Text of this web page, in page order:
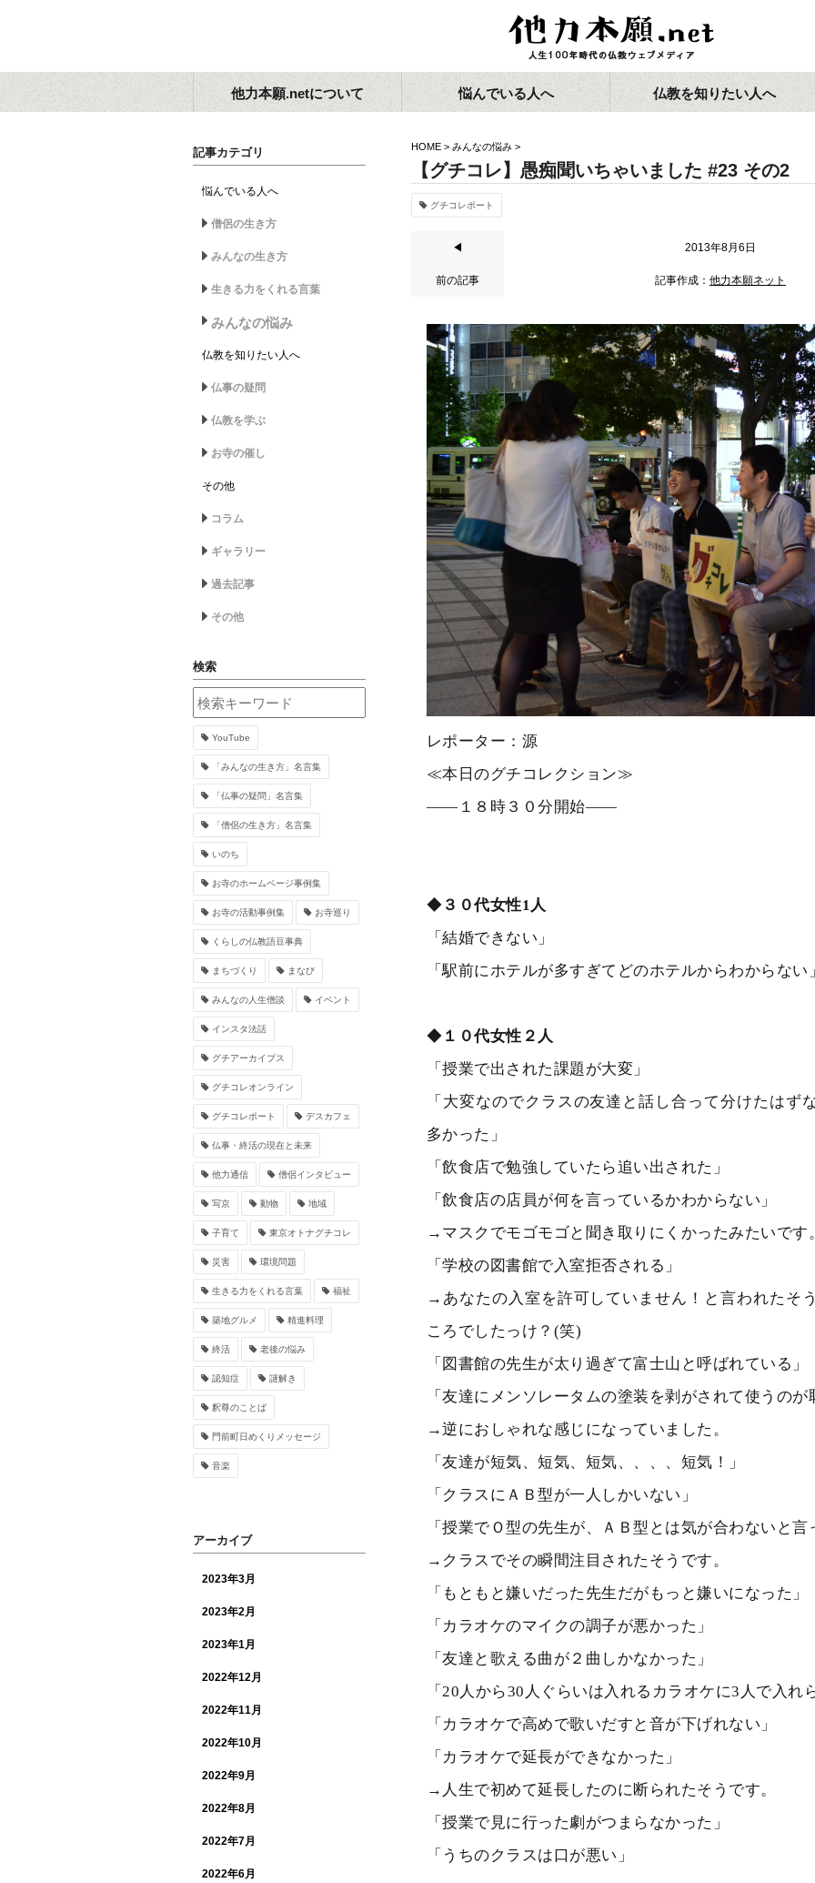
他力本願.netについて 悩んでいる人へ 仏教を知りたい人へ
HOME > みんなの悩み >
【グチコレ】愚痴聞いちゃいました #23 その2
グチコレポート
◀
前の記事
2013年8月6日
記事作成： 他力本願ネット
レポーター：源
≪本日のグチコレクション≫
――１８時３０分開始――
◆ ３０代女性1人
「結婚できない」
「駅前にホテルが多すぎてどのホテルからわからない」
◆ １０代女性２人
「授業で出された課題が大変」
「大変なのでクラスの友達と話し合って分けたはず
多かった」
「飲食店で勉強していたら追い出された」
「飲食店の店員が何を言っているかわからない」
→マスクでモゴモゴと聞き取りにくかったみたいです。
「学校の図書館で入室拒否される」
→あなたの入室を許可していません！と言われたそ
ころでしたっけ？(笑)
「図書館の先生が太り過ぎて富士山と呼ばれている」
「友達にメンソレータムの塗装を剥がされて使うのが
→逆におしゃれな感じになっていました。
「友達が短気、短気、短気、、、、短気！」
「クラスにＡＢ型が一人しかいない」
「授業でＯ型の先生が、ＡＢ型とは気が合わないと言
→クラスでその瞬間注目されたそうです。
「もともと嫌いだった先生だがもっと嫌いになった」
「カラオケのマイクの調子が悪かった」
「友達と歌える曲が２曲しかなかった」
「20人から30人ぐらいは入れるカラオケに3人で入れ
「カラオケで高めで歌いだすと音が下げれない」
「カラオケで延長ができなかった」
→人生で初めて延長したのに断られたそうです。
「授業で見に行った劇がつまらなかった」
「うちのクラスは口が悪い」
記事カテゴリ
悩んでいる人へ
僧侶の生き方
みんなの生き方
生きる力をくれる言葉
みんなの悩み
仏教を知りたい人へ
仏事の疑問
仏教を学ぶ
お寺の催し
その他
コラム
ギャラリー
過去記事
その他
検索
YouTube
「みんなの生き方」名言集
「仏事の疑問」名言集
「僧侶の生き方」名言集
いのち
お寺のホームページ事例集
お寺の活動事例集 お寺巡り
くらしの仏教語豆事典
まちづくり まなび
みんなの人生僧談 イベント
インスタ法話
グチアーカイブス
グチコレオンライン
グチコレポート デスカフェ
仏事・終活の現在と未来
他力通信 僧侶インタビュー
写京 動物 地域
子育て 東京オトナグチコレ
災害 環境問題
生きる力をくれる言葉 福祉
築地グルメ 精進料理
終活 老後の悩み
認知症 謎解き
釈尊のことば
門前町日めくりメッセージ
音楽
アーカイブ
2023年3月
2023年2月
2023年1月
2022年12月
2022年11月
2022年10月
2022年9月
2022年8月
2022年7月
2022年6月